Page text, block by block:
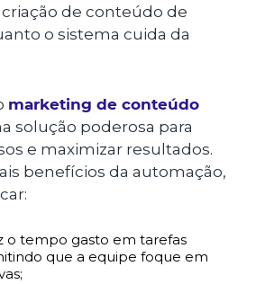
de conteúdo de
o sistema cuida da
marketing de conteúdo
solução poderosa para
e maximizar resultados.
benefícios da automação,
o tempo gasto em tarefas
que a equipe foque em